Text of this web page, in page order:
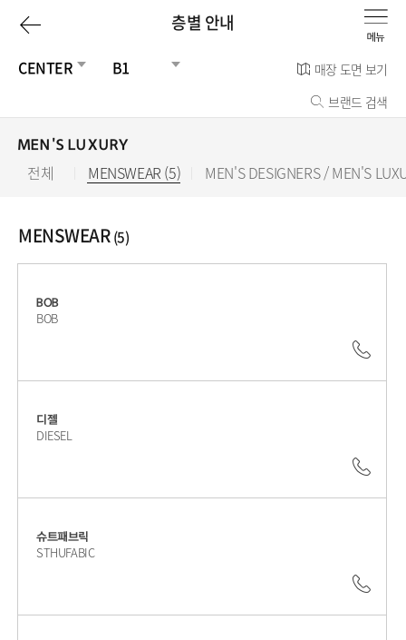
층별 안내
이
전
페
이
로
CENTER B1
매장 도면 보기
브랜드 검색
MEN'S LUXURY
전체 MENSWEAR (5) MEN'S DESIGNERS / MEN'S
MENSWEAR(5)
BOB
BOB
디젤
DIESEL
슈트패브릭
STHUFABIC